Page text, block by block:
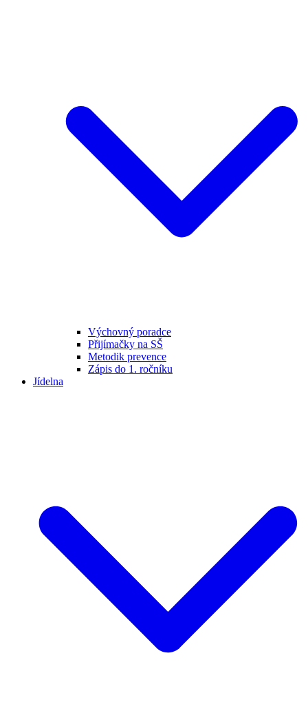
Výchovný poradce
Přijímačky na SŠ
Metodik prevence
Zápis do 1. ročníku
Jídelna